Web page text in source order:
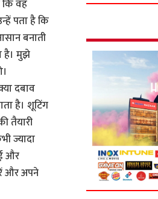
वह
पता है कि
बनाती
है। मुझे
दबाव
है। शूटिंग
तैयारी
ज्यादा
और
और अपने